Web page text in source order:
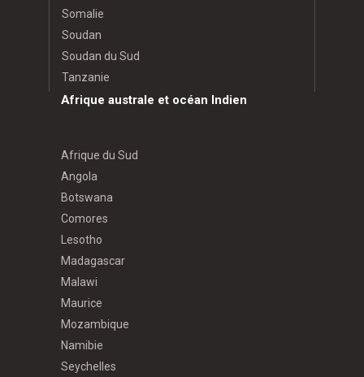
Somalie
Soudan
Soudan du Sud
Tanzanie
Afrique australe et océan Indien
Afrique du Sud
Angola
Botswana
Comores
Lesotho
Madagascar
Malawi
Maurice
Mozambique
Namibie
Seychelles